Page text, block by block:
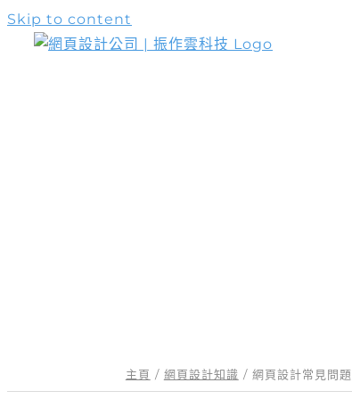
Skip to content
主頁 網頁設計知識 網頁設計常見問題